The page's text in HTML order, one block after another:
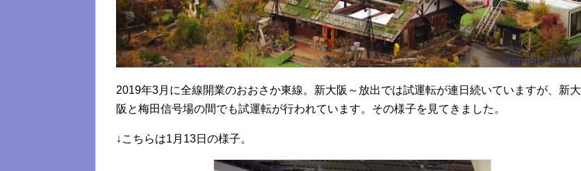
2019年3月に全線開業のおおさか東線。新大阪～放出では試運転が連日続いていますが、新大
阪と梅田信号場の間でも試運転が行われています。その様子を見てきました。
↓こちらは1月13日の様子。